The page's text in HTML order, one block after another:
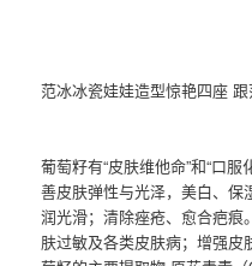
范冰冰瓷娃娃造型惊艳四座
葡萄籽有“皮肤维他命”和“口
善皮肤弹性与光泽，美白、
润光滑；清除痤疮、愈合疤痕
肤过敏及各类皮肤病；增强